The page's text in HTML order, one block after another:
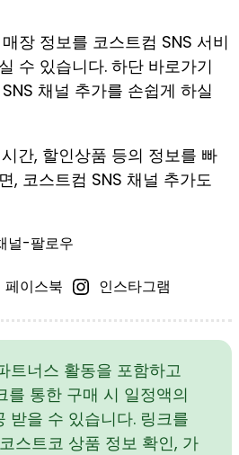
장 정보를 코스트컴 SNS 서비
수 있습니다. 하단 바로가기
채널 추가를 손쉽게 하실
간, 할인상품 등의 정보를 빠
, 코스트컴 SNS 채널 추가도
페이스북 인스타그램
트너스 활동을 포함하고
를 통한 구매 시 일정액의
받을 수 있습니다. 링크를
스트코 상품 정보 확인, 가